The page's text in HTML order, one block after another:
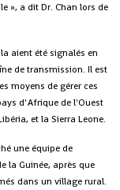
», a dit Dr. Chan lors de
aient été signalés en
de transmission. Il est
moyens de gérer ces
d'Afrique de l'Ouest
et la Sierra Leone.
une équipe de
la Guinée, après que
dans un village rural.